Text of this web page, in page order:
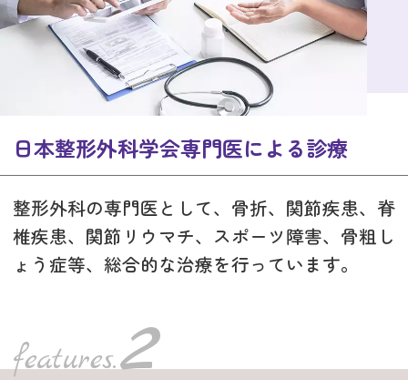
日本整形外科学会専門医による診療
整形外科の専門医として、骨折、関節疾患、脊
椎疾患、関節リウマチ、スポーツ障害、骨粗し
ょう症等、総合的な治療を行っています。